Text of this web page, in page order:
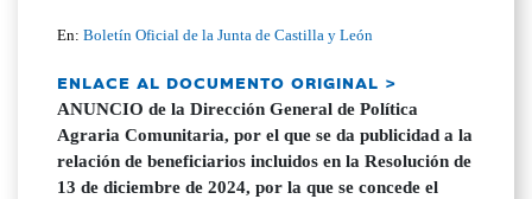
En:Boletín Oficial de la Junta de Castilla y León
ENLACE AL DOCUMENTO ORIGINAL >
ANUNCIO de la Dirección General de Política
Agraria Comunitaria, por el que se da publicidad a la
relación de beneficiarios incluidos en la Resolución de
13 de diciembre de 2024, por la que se concede el